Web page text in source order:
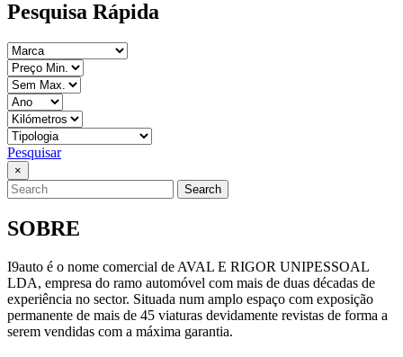
Pesquisa Rápida
Pesquisar
×
Search
SOBRE
I9auto é o nome comercial de AVAL E RIGOR UNIPESSOAL
LDA, empresa do ramo automóvel com mais de duas décadas de
experiência no sector. Situada num amplo espaço com exposição
permanente de mais de 45 viaturas devidamente revistas de forma a
serem vendidas com a máxima garantia.